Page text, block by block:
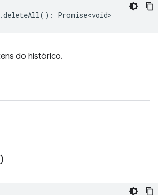
.deleteAll() : Promise<void>
do histórico.
)